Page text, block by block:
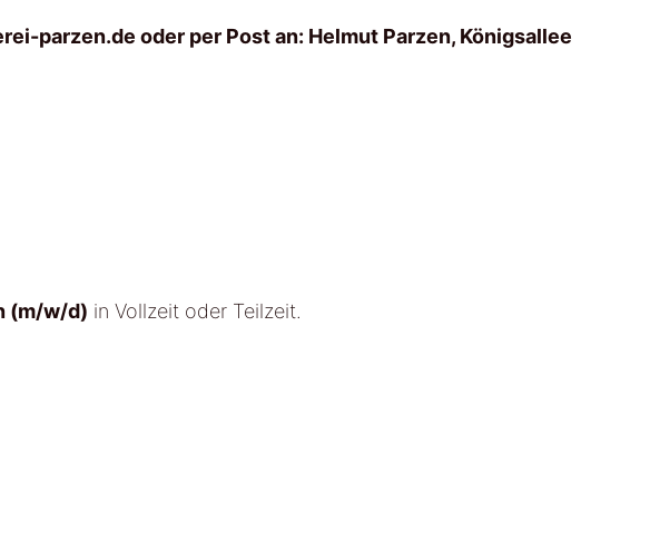
parzen.de oder per Post an: Helmut Parzen, Königsallee
(m/w/d) in Vollzeit oder Teilzeit.